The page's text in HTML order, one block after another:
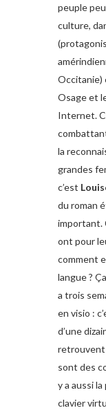
peuple
culture,
Occitanie)
Osage et
Internet.
la
grandes
c’est
du roman
important.
ont pour
comment
langue ?
a trois
en visio :
d’une
retrouvent
sont des
y a aussi
clavier